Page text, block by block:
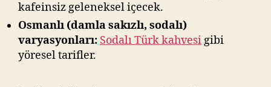
kafeinsiz geleneksel içecek.
Osmanlı (damla sakızlı, sodalı)
varyasyonları: Sodalı Türk kahvesigibi
yöresel tarifler.